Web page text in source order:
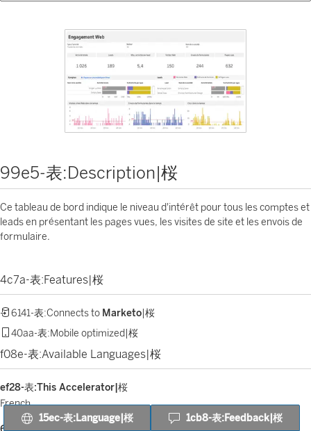
99e5-表:Description|桜
Ce tableau de bord indique le niveau d'intérêt pour tous les comptes et
leads en présentant les pages vues, les visites de site et les envois de
formulaire.
4c7a-表:Features|桜
6141-表:Connects to Marketo |桜
40aa-表:Mobile optimized|桜
f08e-表:Available Languages|桜
ef28-表:This Accelerator|桜
French
15ec-表:Language|桜 1cb8-表:Feedback|桜